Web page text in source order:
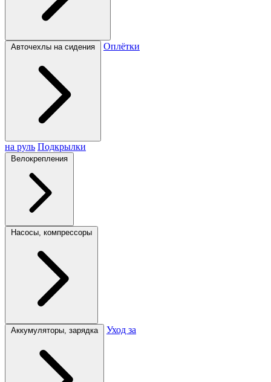
Авточехлы на сидения Оплётки
на руль Подкрылки
Велокрепления
Насосы, компрессоры
Аккумуляторы, зарядка Уход за